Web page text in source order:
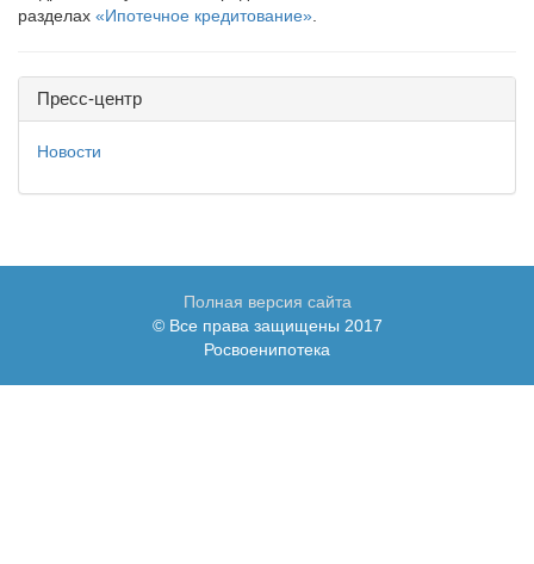
разделах «Ипотечное кредитование»
Пресс-центр
Новости
Полная версия сайта
© Все права защищены 2017
Росвоенипотека